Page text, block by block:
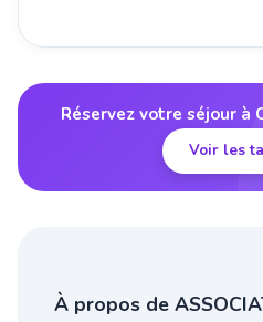
Réservez votre séjour à
Voir les
À propos de